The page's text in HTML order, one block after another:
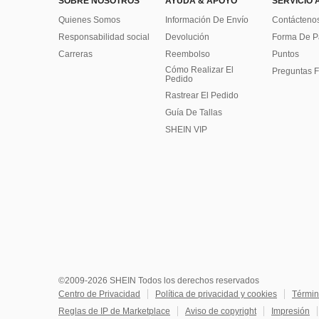
Quienes Somos
Responsabilidad social
Carreras
Información De Envío
Devolución
Reembolso
Cómo Realizar El
Pedido
Rastrear El Pedido
Guía De Tallas
SHEIN VIP
Forma De
Puntos
Preguntas
©2009-2026 SHEIN Todos los derechos reservados
Centro de Privacidad
Política de privacidad y cookies
Reglas de IP de Marketplace
Aviso de copyright Impresión